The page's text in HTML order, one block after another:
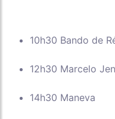
10h30 Bando de
12h30 Marcelo
14h30 Maneva